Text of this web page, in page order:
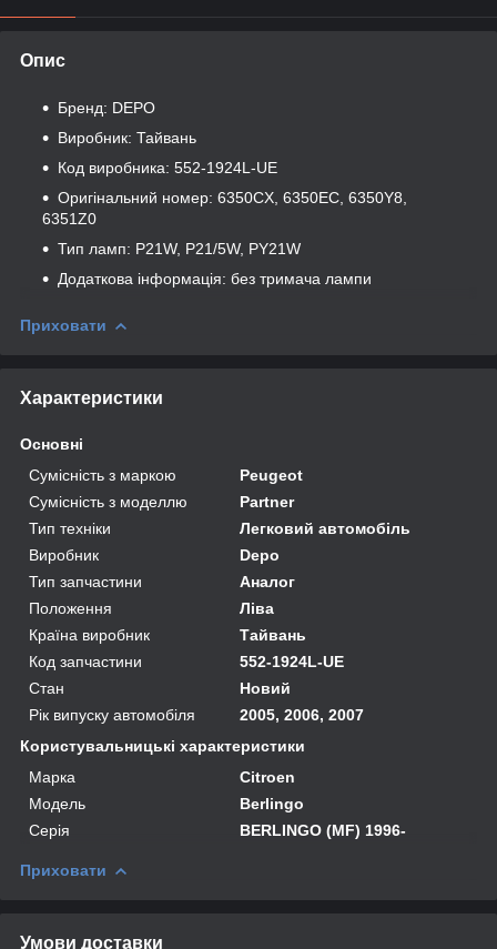
Опис
Бренд: DEPO
Виробник: Тайвань
Код виробника: 552-1924L-UE
Оригінальний номер: 6350CX, 6350EC, 6350Y8,
6351Z0
Тип ламп: P21W, P21/5W, PY21W
Додаткова інформація: без тримача лампи
Приховати
Характеристики
Основні
Сумісність з маркою
Peugeot
Сумісність з моделлю
Partner
Тип техніки
Легковий автомобіль
Виробник
Depo
Тип запчастини
Аналог
Положення
Ліва
Країна виробник
Тайвань
Код запчастини
552-1924L-UE
Стан
Новий
Рік випуску автомобіля
2005, 2006, 2007
Користувальницькі характеристики
Марка
Citroen
Модель
Berlingo
Серія
BERLINGO (MF) 1996-
Приховати
Умови доставки